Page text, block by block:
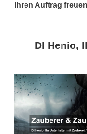
Ihren Auftrag
DI Henio,